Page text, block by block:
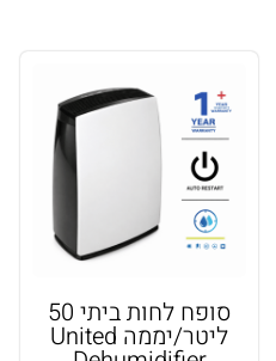
סופח לחות ביתי 50
ליטר/יממה United